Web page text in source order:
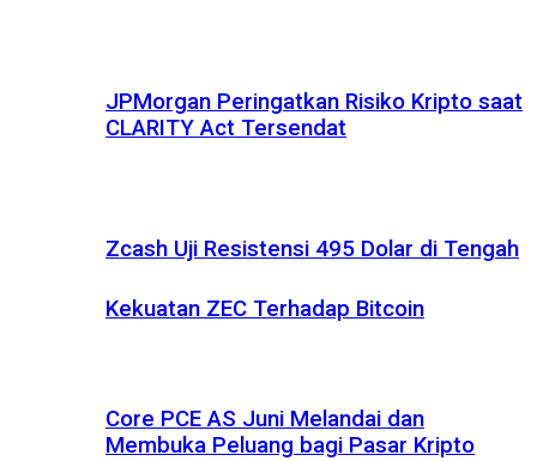
Zcash Uji Resistensi 495 Dolar di Tengah
Kekuatan ZEC Terhadap Bitcoin
JPMorgan Peringatkan Risiko Kripto saat
CLARITY Act Tersendat
Core PCE AS Juni Melandai dan
Membuka Peluang bagi Pasar Kripto